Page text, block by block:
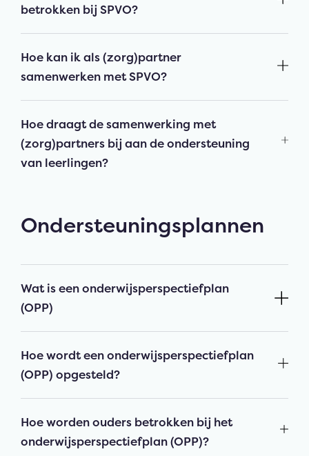
betrokken bij SPVO?
Hoe kan ik als (zorg)partner
samenwerken met SPVO?
Hoe draagt de samenwerking met
(zorg)partners bij aan de ondersteuning
van leerlingen?
Ondersteuningsplannen
Wat is een onderwijsperspectiefplan
(OPP)
Hoe wordt een onderwijsperspectiefplan
(OPP) opgesteld?
Hoe worden ouders betrokken bij het
onderwijsperspectiefplan (OPP)?